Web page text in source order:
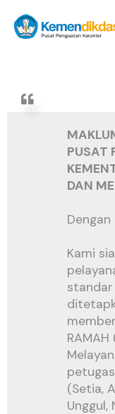
konten
PUSAT
DAN
Kami
standar
(Setia,
Unggul,